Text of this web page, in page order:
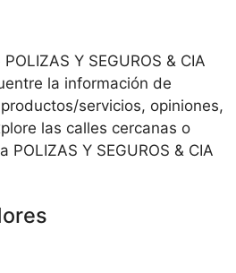
Y SEGUROS & CIA
la información de
servicios, opiniones,
las calles cercanas o
Y SEGUROS & CIA